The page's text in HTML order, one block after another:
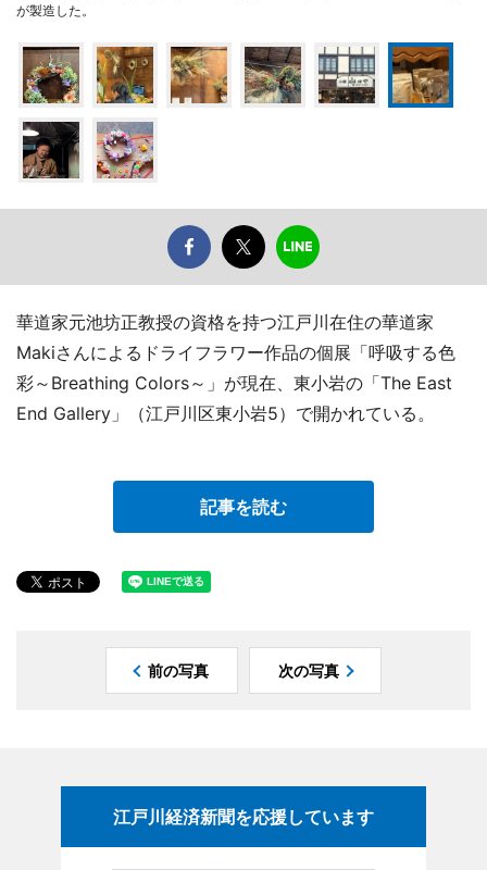
が製造した。
華道家元池坊正教授の資格を持つ江戸川在住の華道家
Makiさんによるドライフラワー作品の個展「呼吸する色
彩～Breathing Colors～」が現在、東小岩の「The East
End Gallery」（江戸川区東小岩5）で開かれている。
記事を読む
前の写真 次の写真
江戸川経済新聞を応援しています